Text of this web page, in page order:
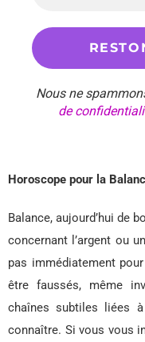
Nous ne
de
Horoscope pour la
Balance, aujourd’hui de
concernant l’argent ou
pas immédiatement
être faussés, même
chaînes subtiles liées
connaître. Si vous vous